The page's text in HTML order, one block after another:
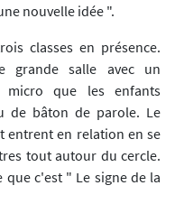
nouvelle idée ".
classes en présence.
grande salle avec un
que les enfants
de bâton de parole. Le
entrent en relation en se
tout autour du cercle.
c'est " Le signe de la